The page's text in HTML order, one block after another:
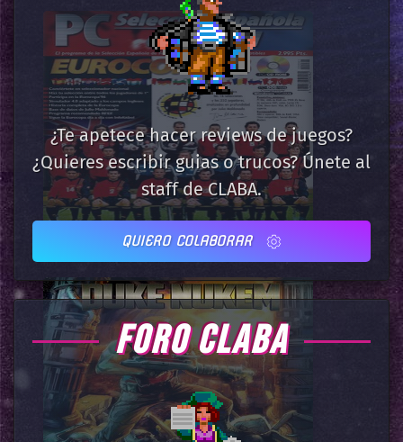
¿Te apetece hacer reviews de juegos?
¿Quieres escribir guias o trucos? Únete al
staff de CLABA.
QUIERO COLABORAR
FORO CLABA